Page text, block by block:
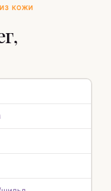
КОЖИ